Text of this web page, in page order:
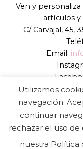
Ven y
artículos
C/ Carvajal, 45,
Email:
Página web:
Utilizamos
navegación.
continuar
rechazar el uso de
nuestra Política